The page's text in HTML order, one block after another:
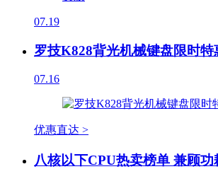
07.19
罗技K828背光机械键盘限时特
07.16
优惠直达 >
八核以下CPU热卖榜单 兼顾